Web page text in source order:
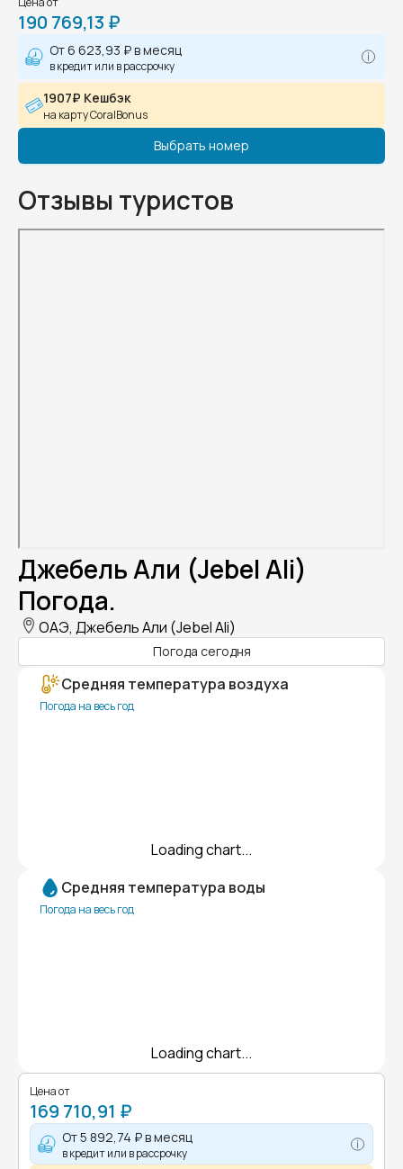
190 769,13 ₽
От6 623,93 ₽в месяц
в кредит или в рассрочку
1907₽ Кешбэк
на карту CoralBonus
Выбрать номер
Отзывы туристов
Джебель Али (Jebel Ali)
Погода.
ОАЭ, Джебель Али (Jebel Ali)
Погода сегодня
Средняя температура воздуха
Погода на весь год
Loading chart...
Средняя температура воды
Погода на весь год
Loading chart...
Цена от
169 710,91 ₽
От5 892,74 ₽в месяц
в кредит или в рассрочку